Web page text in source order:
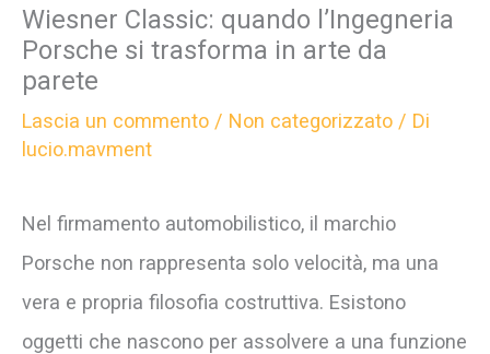
Wiesner Classic: quando l’Ingegneria
Porsche si trasforma in arte da
parete
Lascia un commento / Non categorizzato / Di
lucio.mavment
Nel firmamento automobilistico, il marchio
Porsche non rappresenta solo velocità, ma una
vera e propria filosofia costruttiva. Esistono
oggetti che nascono per assolvere a una funzione